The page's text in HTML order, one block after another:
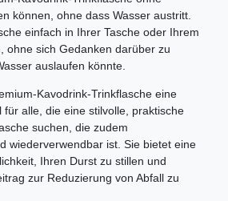
können, ohne dass Wasser austritt.
einfach in Ihrer Tasche oder Ihrem
ohne sich Gedanken darüber zu
auslaufen könnte.
Kavodrink-Trinkflasche eine
für alle, die eine stilvolle, praktische
suchen, die zudem
wiederverwendbar ist. Sie bietet eine
Ihren Durst zu stillen und
zur Reduzierung von Abfall zu